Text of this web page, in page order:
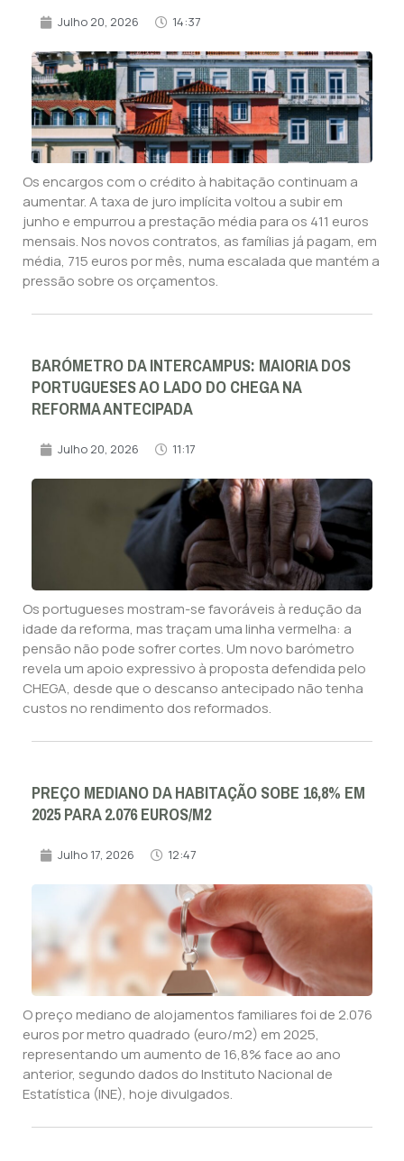
Julho 20, 2026 14:37
Os encargos com o crédito à habitação continuam a
aumentar. A taxa de juro implícita voltou a subir em
junho e empurrou a prestação média para os 411 euros
mensais. Nos novos contratos, as famílias já pagam, em
média, 715 euros por mês, numa escalada que mantém a
pressão sobre os orçamentos.
BARÓMETRO DA INTERCAMPUS: MAIORIA DOS
PORTUGUESES AO LADO DO CHEGA NA
REFORMA ANTECIPADA
Julho 20, 2026 11:17
Os portugueses mostram-se favoráveis à redução da
idade da reforma, mas traçam uma linha vermelha: a
pensão não pode sofrer cortes. Um novo barómetro
revela um apoio expressivo à proposta defendida pelo
CHEGA, desde que o descanso antecipado não tenha
custos no rendimento dos reformados.
PREÇO MEDIANO DA HABITAÇÃO SOBE 16,8% EM
2025 PARA 2.076 EUROS/M2
Julho 17, 2026 12:47
O preço mediano de alojamentos familiares foi de 2.076
euros por metro quadrado (euro/m2) em 2025,
representando um aumento de 16,8% face ao ano
anterior, segundo dados do Instituto Nacional de
Estatística (INE), hoje divulgados.